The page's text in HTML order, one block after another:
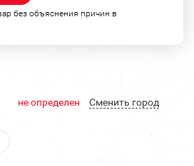
без объяснения причин в
не определен Cменить город